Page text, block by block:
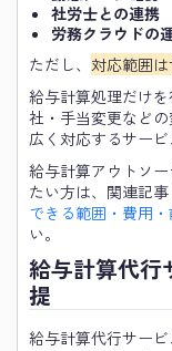
社労士との連携
労務クラウドの
ただし、 対応範囲
給与計算処理だけ
社・手当変更など
広く対応するサービ
給与計算アウトソ
たい方は、関連記
できる範囲・費用
い。
給与計算代行
提
給与計算代行サー